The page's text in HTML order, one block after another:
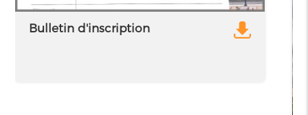
Bulletin d'inscription